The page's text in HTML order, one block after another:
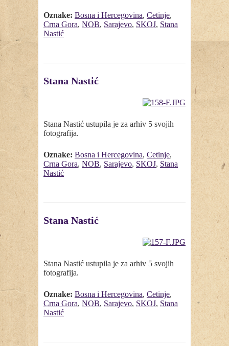
Oznake: Bosna i Hercegovina, Cetinje,
Crna Gora, NOB, Sarajevo, SKOJ, Stana
Nastić
Stana Nastić
Stana Nastić ustupila je za arhiv 5 svojih
fotografija.
Oznake: Bosna i Hercegovina, Cetinje,
Crna Gora, NOB, Sarajevo, SKOJ, Stana
Nastić
Stana Nastić
Stana Nastić ustupila je za arhiv 5 svojih
fotografija.
Oznake: Bosna i Hercegovina, Cetinje,
Crna Gora, NOB, Sarajevo, SKOJ, Stana
Nastić